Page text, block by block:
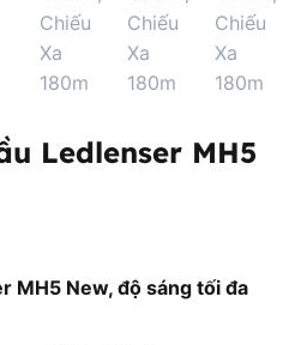
Ledlenser MH5
MH5 New, độ sáng tối đa